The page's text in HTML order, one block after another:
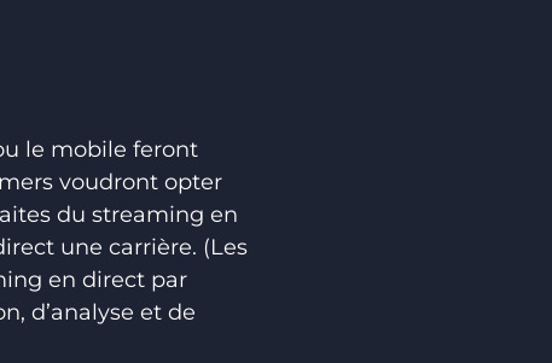
le mobile feront
voudront opter
du streaming en
une carrière. (Les
en direct par
d’analyse et de